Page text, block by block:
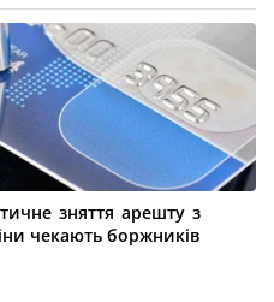
зняття арешту з
чекають боржників